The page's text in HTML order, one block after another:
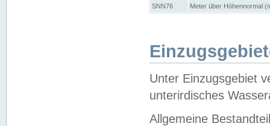
SNN76
Meter über Höhennormal
Unter Einzugsgebiet
unterirdisches
Allgemeine